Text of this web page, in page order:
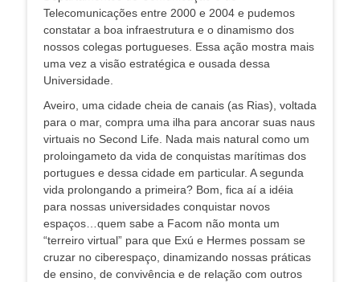
Telecomunicações entre 2000 e 2004 e pudemos
constatar a boa infraestrutura e o dinamismo dos
nossos colegas portugueses. Essa ação mostra mais
uma vez a visão estratégica e ousada dessa
Universidade.
Aveiro, uma cidade cheia de canais (as Rias), voltada
para o mar, compra uma ilha para ancorar suas naus
virtuais no Second Life. Nada mais natural como um
proloingameto da vida de conquistas marítimas dos
portugues e dessa cidade em particular. A segunda
vida prolongando a primeira? Bom, fica aí a idéia
para nossas universidades conquistar novos
espaços…quem sabe a Facom não monta um
“terreiro virtual” para que Exú e Hermes possam se
cruzar no ciberespaço, dinamizando nossas práticas
de ensino, de convivência e de relação com outros